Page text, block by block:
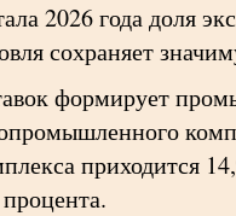
2026 года доля
сохраняет
формирует
приходится